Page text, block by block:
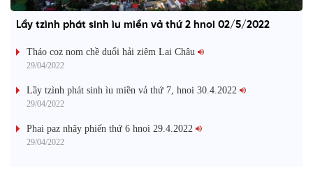
Lầy tzình phát sinh ìu miền vả thứ 2 hnoi 02/5/2022
Tháo coz nom chề duổi hải ziêm Lai Châu
29/04/2022
Lầy tzình phát sinh ìu miền vả thứ 7, hnoi 30.4.2022
29/04/2022
Phai paz nhây phiến thứ 6 hnoi 29.4.2022
29/04/2022